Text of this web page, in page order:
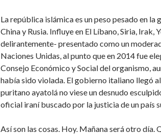
La república islámica es un peso pesado en
China y Rusia. Influye en El Líbano, Siria, Irak,
delirantemente- presentado como un
Naciones Unidas, al punto que en 2014 fue
Consejo Económico y Social del organismo,
había sido violada. El gobierno italiano llegó
puritano ayatolá no viese un desnudo
oficial iraní buscado por la justicia de un país
Así son las cosas. Hoy. Mañana será otro día.